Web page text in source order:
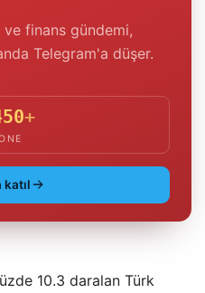
ve finans gündemi,
Telegram'a düşer.
+
katıl
10.3 daralan Türk